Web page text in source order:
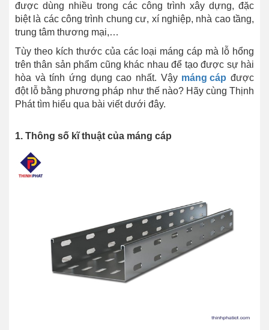
được dùng nhiều trong các công trình xây dựng, đặc
biệt là các công trình chung cư, xí nghiệp, nhà cao tầng,
trung tâm thương mại,…
Tùy theo kích thước của các loại máng cáp mà lỗ hổng
trên thân sản phẩm cũng khác nhau để tạo được sự hài
hòa và tính ứng dụng cao nhất. Vậy máng cáp được
đột lỗ bằng phương pháp như thế nào? Hãy cùng Thịnh
Phát tìm hiểu qua bài viết dưới đây.
1. Thông số kĩ thuật của máng cáp